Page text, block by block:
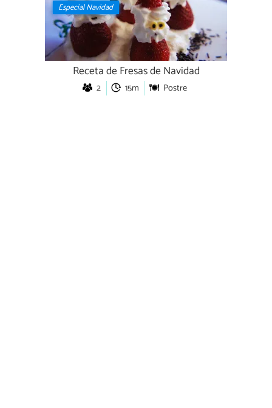
Especial Navidad
Receta de Fresas de Navidad
2 15m Postre